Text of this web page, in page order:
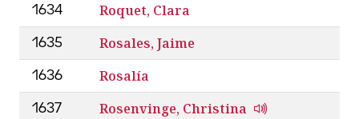
1634 Roquet, Clara
1635 Rosales, Jaime
1636 Rosalía
1637 Rosenvinge, Christina